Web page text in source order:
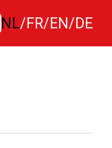
NL FR EN DE